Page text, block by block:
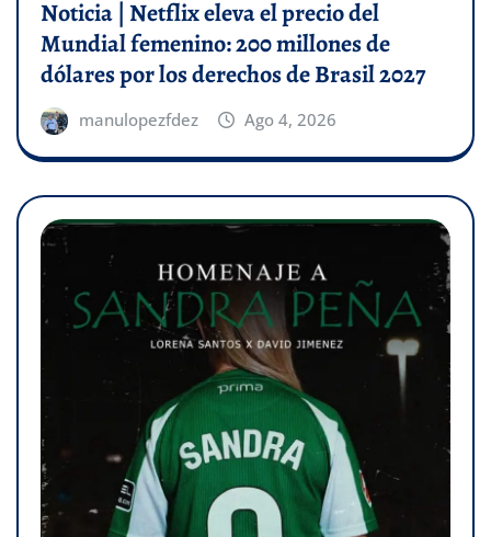
Noticia | Netflix eleva el precio del
Mundial femenino: 200 millones de
dólares por los derechos de Brasil 2027
manulopezfdez Ago 4, 2026